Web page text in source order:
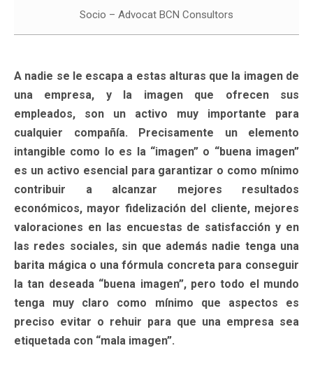
Socio – Advocat BCN Consultors
A nadie se le escapa a estas alturas que la imagen de
una empresa, y la imagen que ofrecen sus
empleados, son un activo muy importante para
cualquier compañía. Precisamente un elemento
intangible como lo es la “imagen” o “buena imagen”
es un activo esencial para garantizar o como mínimo
contribuir a alcanzar mejores resultados
económicos, mayor fidelización del cliente, mejores
valoraciones en las encuestas de satisfacción y en
las redes sociales, sin que además nadie tenga una
barita mágica o una fórmula concreta para conseguir
la tan deseada “buena imagen”, pero todo el mundo
tenga muy claro como mínimo que aspectos es
preciso evitar o rehuir para que una empresa sea
etiquetada con “mala imagen”.